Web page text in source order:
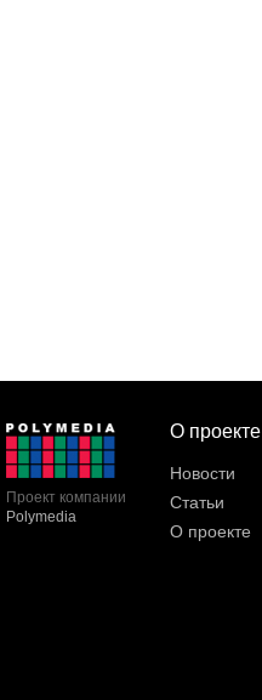
Проект компании
Polymedia
О проекте
Новости
Статьи
О проекте